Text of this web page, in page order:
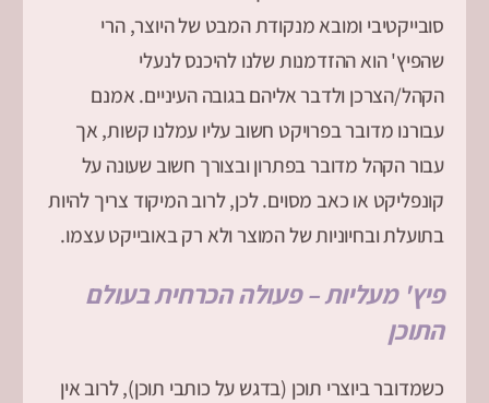
סובייקטיבי ומובא מנקודת המבט של היוצר, הרי
שהפיץ' הוא ההזדמנות שלנו להיכנס לנעלי
הקהל/הצרכן ולדבר אליהם בגובה העיניים. אמנם
עבורנו מדובר בפרויקט חשוב עליו עמלנו קשות, אך
עבור הקהל מדובר בפתרון ובצורך חשוב שעונה על
קונפליקט או כאב מסוים. לכן, לרוב המיקוד צריך להיות
בתועלת ובחיוניות של המוצר ולא רק באובייקט עצמו.
פיץ' מעליות – פעולה הכרחית בעולם
התוכן
כשמדובר ביוצרי תוכן (בדגש על כותבי תוכן), לרוב אין